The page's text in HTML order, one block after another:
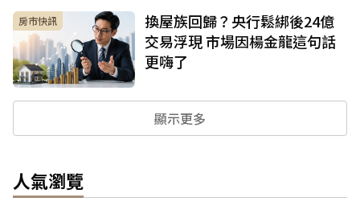
房市快訊
換屋族回歸？央行鬆綁後24億
交易浮現 市場因楊金龍這句話
更嗨了
顯示更多
人氣瀏覽